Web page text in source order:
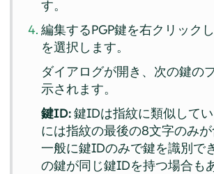
す。
編集するPGP鍵を右クリックし
を選択します。
ダイアログが開き、次の鍵の
示されます。
鍵ID:鍵IDは指紋に類似して
には指紋の最後の8文字のみが
一般に鍵IDのみで鍵を識別で
の鍵が同じ鍵IDを持つ場合も